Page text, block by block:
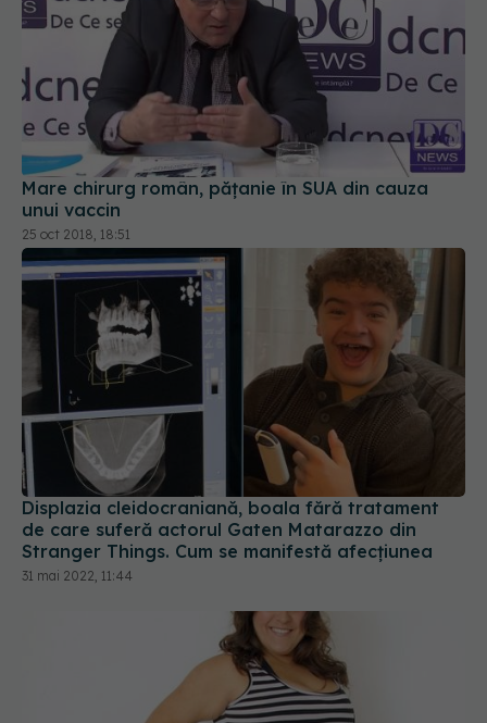
Mare chirurg român, pățanie în SUA din cauza
unui vaccin
25 oct 2018, 18:51
Displazia cleidocraniană, boala fără tratament
de care suferă actorul Gaten Matarazzo din
Stranger Things. Cum se manifestă afecțiunea
31 mai 2022, 11:44